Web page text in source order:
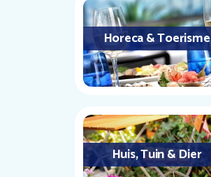
Horeca & Toerisme
Huis, Tuin & Dier